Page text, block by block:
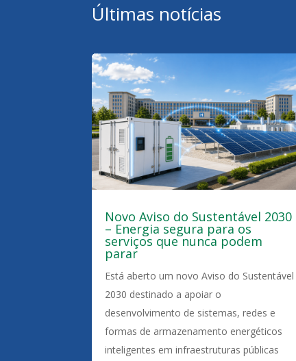
Últimas notícias
Novo Aviso do Sustentável 2030
– Energia segura para os
serviços que nunca podem
parar
Está aberto um novo Aviso do Sustentável
2030 destinado a apoiar o
desenvolvimento de sistemas, redes e
formas de armazenamento energéticos
inteligentes em infraestruturas públicas